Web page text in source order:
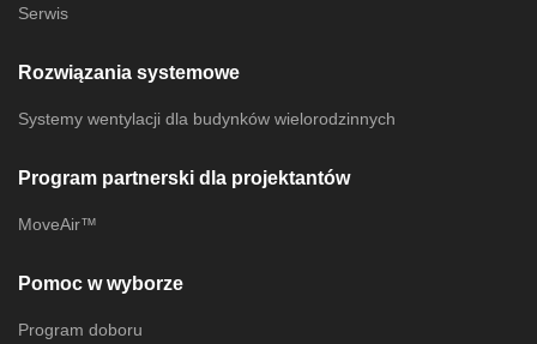
Serwis
Rozwiązania systemowe
Systemy wentylacji dla budynków wielorodzinnych
Program partnerski dla projektantów
MoveAir™
Pomoc w wyborze
Program doboru